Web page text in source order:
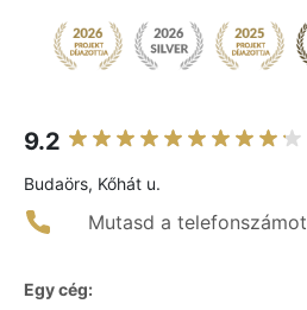
9.2
Budaörs, Kőhát u.
Mutasd a telefonszámot
Egy cég: